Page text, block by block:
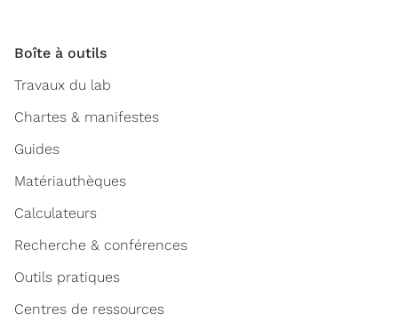
Boîte à outils
Travaux du lab
Chartes & manifestes
Guides
Matériauthèques
Calculateurs
Recherche & conférences
Outils pratiques
Centres de ressources